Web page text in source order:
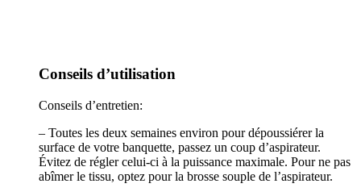
Conseils d’utilisation
Conseils d’entretien:
– Toutes les deux semaines environ pour dépoussiérer la
surface de votre banquette, passez un coup d’aspirateur.
Évitez de régler celui-ci à la puissance maximale. Pour ne pas
abîmer le tissu, optez pour la brosse souple de l’aspirateur.